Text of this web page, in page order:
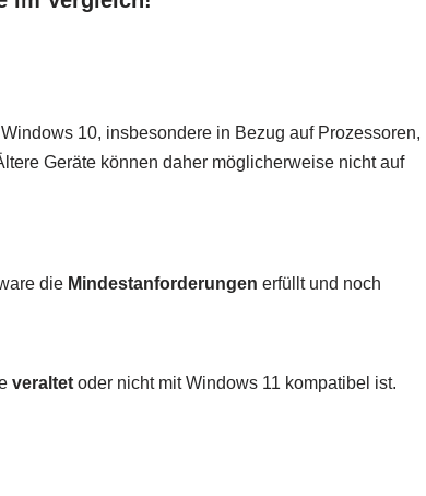
10, insbesondere in Bezug auf Prozessoren,
Geräte können daher möglicherweise nicht auf
die Mindestanforderungen erfüllt und noch
veraltet oder nicht mit Windows 11 kompatibel ist.